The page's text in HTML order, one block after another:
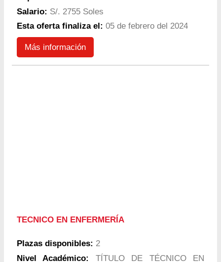
Salario: S/. 2755 Soles
Esta oferta finaliza el: 05 de febrero del 2024
Más información
TECNICO EN ENFERMERÍA
Plazas disponibles: 2
Nivel Académico:
TÍTULO DE TÉCNICO EN